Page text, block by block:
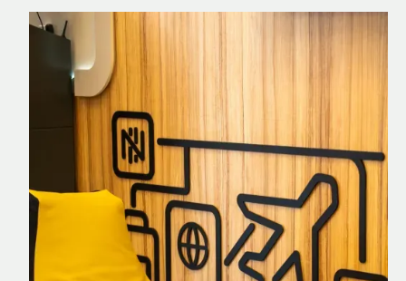
Nomad Explorer
Cartão de crédito brasileiro com cashback
em dólar